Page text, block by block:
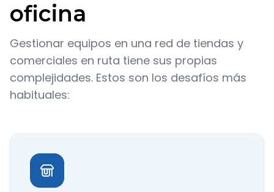
oficina
Gestionar equipos en una red de tiendas y
comerciales en ruta tiene sus propias
complejidades. Estos son los desafíos más
habituales: